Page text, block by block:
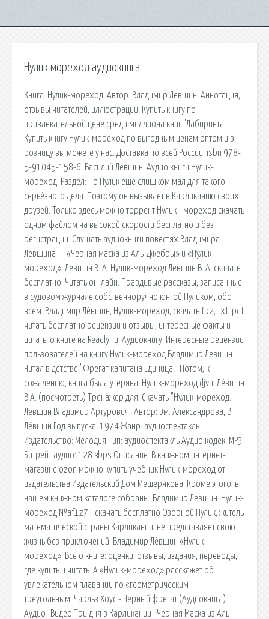
Нулик мореход аудиокнига
Книга: Нулик-мореход. Автор: Владимир Левшин. Аннотация,
отзывы читателей, иллюстрации. Купить книгу по
привлекательной цене среди миллиона книг "Лабиринта"
Купить книгу Нулик-мореход по выгодным ценам оптом и в
розницу вы можете у нас. Доставка по всей России. isbn 978-
5-91045-158-6. Василий Левшин. Аудио книги Нулик-
мореход. Раздел: Но Нулик ещё слишком мал для такого
серьёзного дела. Поэтому он вызывает в Карликанию своих
друзей. Только здесь можно торрент Нулик - мореход скачать
одним файлом на высокой скорости бесплатно и без
регистрации. Слушать аудиокниги повестях Владимира
Лёвшина — «Черная маска из Аль-Джебры» и «Нулик-
мореход». Левшин В. А. Нулик-мореход Левшин В. А. скачать
бесплатно. Читать он-лайн. Правдивые рассказы, записанные
в судовом журнале собственноручно юнгой Нуликом, обо
всем. Владимир Лёвшин, Нулик-мореход, скачать fb2, txt, pdf,
читать бесплатно рецензии и отзывы, интересные факты и
цитаты о книге на Readly.ru. Аудиокнигу. Интересные рецензии
пользователей на книгу Нулик-мореход Владимир Левшин:
Читал в детстве "Фрегат капитана Единица". Потом, к
сожалению, книга была утеряна. Нулик-мореход.djvu. Лёвшин
В.А. (посмотреть) Тренажер для. Скачать "Нулик-мореход.
Левшин Владимир Артурович" Автор: Эм. Александрова, В.
Лёвшин Год выпуска: 1974 Жанр: аудиоспектакль
Издательство: Мелодия Тип: аудиоспектакль Аудио кодек: MP3
Битрейт аудио: 128 kbps Описание. В книжном интернет-
магазине ozon можно купить учебник Нулик-мореход от
издательства Издательский Дом Мещерякова. Кроме этого, в
нашем книжном каталоге собраны. Владимир Левшин: Нулик-
мореход №af1z7 - скачать бесплатно Озорной Нулик, житель
математической страны Карликании, не представляет свою
жизнь без приключений. Владимир Лёвшин «Нулик-
мореход». Всё о книге: оценки, отзывы, издания, переводы,
где купить и читать. А «Нулик-мореход» расскажет об
увлекательном плавании по «геометрическим —
треугольным, Чарльз Хоус - Черный фрегат (Аудиокнига).
Аудио- Видео Три дня в Карликании ; Черная Маска из Аль-